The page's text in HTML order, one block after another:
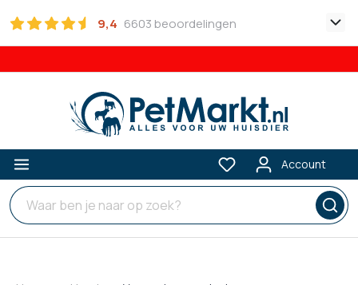
9,4 6603 beoordelingen
Account